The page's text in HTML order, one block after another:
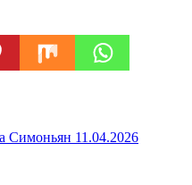
Симоньян 11.04.2026